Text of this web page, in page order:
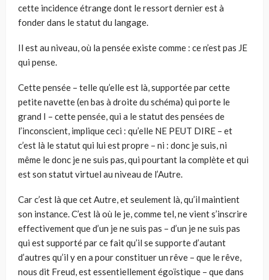
cette incidence étrange dont le ressort dernier est à
fonder dans le statut du langage.
Il est au niveau, où la pensée existe comme : ce n’est pas JE
qui pense.
Cette pensée – telle qu’elle est là, supportée par cette
petite navette (en bas à droite du schéma) qui porte le
grand I – cette pensée, qui a le statut des pensées de
l’inconscient, implique ceci : qu’elle NE PEUT DIRE – et
c’est là le statut qui lui est propre – ni : donc je suis, ni
même le donc je ne suis pas, qui pourtant la complète et qui
est son statut virtuel au niveau de l’Autre.
Car c’est là que cet Autre, et seulement là, qu’il maintient
son instance. C’est là où le je, comme tel, ne vient s’inscrire
effectivement que d’un je ne suis pas – d’un je ne suis pas
qui est supporté par ce fait qu’il se supporte d’autant
d’autres qu’il y en a pour constituer un rêve – que le rêve,
nous dit Freud, est essentiellement égoïstique – que dans